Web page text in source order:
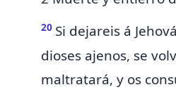
20 Si dejareis á
dioses ajenos, se
maltratará, y os